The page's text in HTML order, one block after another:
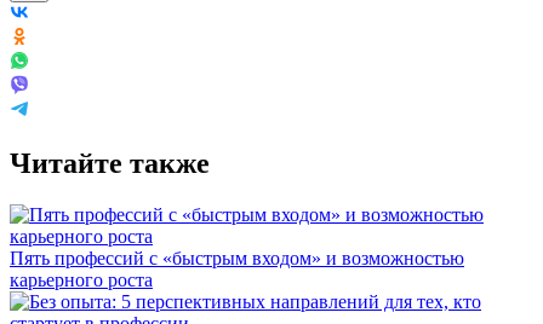
Читайте также
Пять профессий с «быстрым входом» и возможностью
карьерного роста